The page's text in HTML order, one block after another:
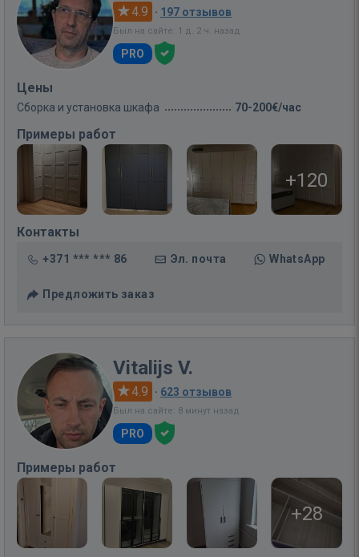
4.9 · 197 отзывов
Был на сайте: 1 д. 2 ч. назад
PRO
Цены
Сборка и установка шкафа 70-200€/час
Примеры работ
+120
Контакты
+371 *** *** 86 Эл. почта WhatsApp
Предложить заказ
Vitalijs V.
4.9 · 623 отзывов
Был на сайте: 8 минут назад
PRO
Примеры работ
+28